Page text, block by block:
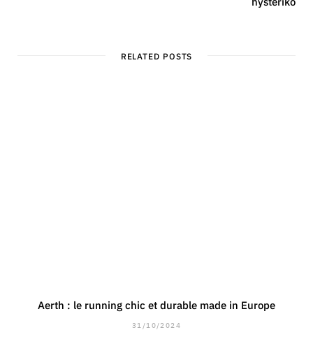
RELATED POSTS
Aerth : le running chic et durable made in Europe
31/10/2024